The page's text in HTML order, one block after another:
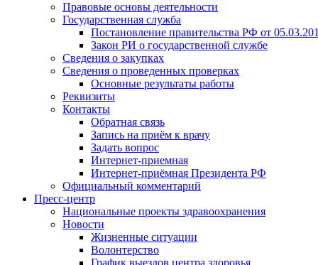
Правовые основы деятельности
Государственная служба
Постановление правительства РФ от
Закон РИ о государственной службе
Сведения о закупках
Сведения о проведенных проверках
Основные результаты работы
Реквизиты
Контакты
Обратная связь
Запись на приём к врачу
Задать вопрос
Интернет-приемная
Интернет-приёмная Президента РФ
Официальный комментарий
Пресс-центр
Национальные проекты здравоохранения
Новости
Жизненные ситуации
Волонтерство